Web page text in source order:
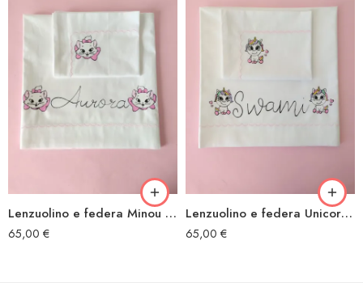
Lenzuolino e federa Minou fiocco
65,00 €
Lenzuolino e federa Unicorno cuori
65,00 €